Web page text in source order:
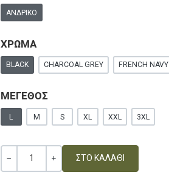
ΑΝΔΡΙΚΌ
ΧΡΩΜΑ
BLACK CHARCOAL GREY FRENCH NAVY
ΜΕΓΕΘΟΣ
L M S XL XXL 3XL
Ποσότητα